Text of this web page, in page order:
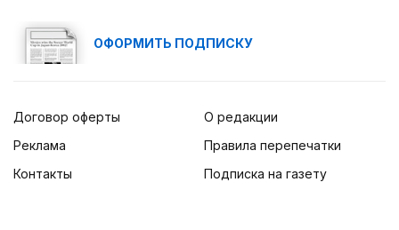
ОФОРМИТЬ ПОДПИСКУ
Договор оферты
Реклама
Контакты
О редакции
Правила перепечатки
Подписка на газету